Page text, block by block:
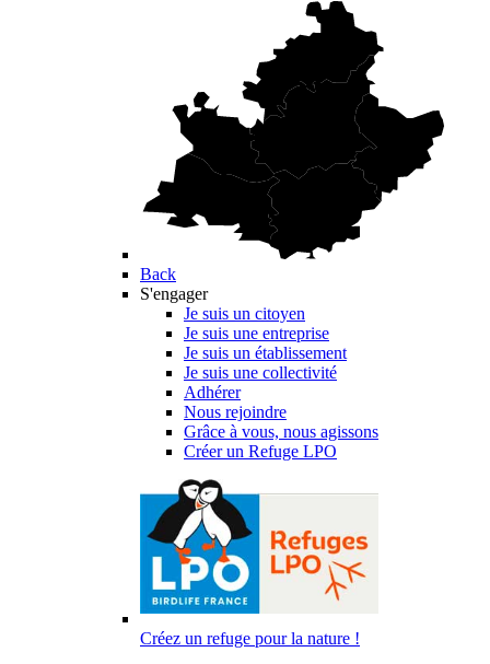
Back
S'engager
Je suis un citoyen
Je suis une entreprise
Je suis un établissement
Je suis une collectivité
Adhérer
Nous rejoindre
Grâce à vous, nous agissons
Créer un Refuge LPO
Créez un refuge pour la nature !